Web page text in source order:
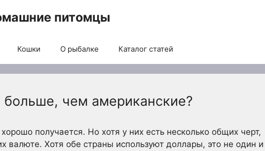
питомцы
Кошки О рыбалке Каталог статей
больше, чем американские?
получается. Но хотя у них есть несколько общих черт,
валюте. Хотя обе страны используют доллары, это не один и